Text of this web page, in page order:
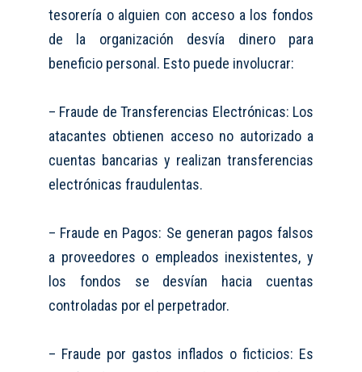
tesorería o alguien con acceso a los fondos
de la organización desvía dinero para
beneficio personal. Esto puede involucrar:
– Fraude de Transferencias Electrónicas: Los
atacantes obtienen acceso no autorizado a
cuentas bancarias y realizan transferencias
electrónicas fraudulentas.
– Fraude en Pagos: Se generan pagos falsos
a proveedores o empleados inexistentes, y
los fondos se desvían hacia cuentas
controladas por el perpetrador.
– Fraude por gastos inflados o ficticios: Es